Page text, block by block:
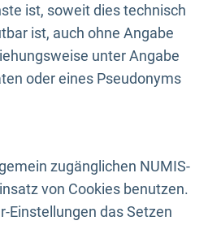
ist, soweit dies technisch
ist, auch ohne Angabe
unter Angabe
oder eines Pseudonyms
zugänglichen NUMIS-
von Cookies benutzen.
Einstellungen das Setzen